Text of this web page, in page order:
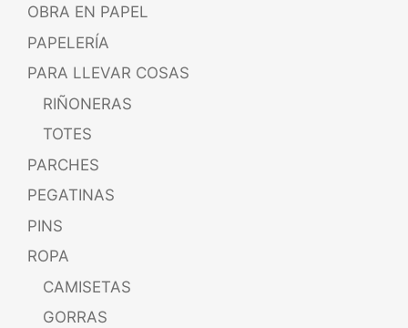
OBRA EN PAPEL
PAPELERÍA
PARA LLEVAR COSAS
RIÑONERAS
TOTES
PARCHES
PEGATINAS
PINS
ROPA
CAMISETAS
GORRAS